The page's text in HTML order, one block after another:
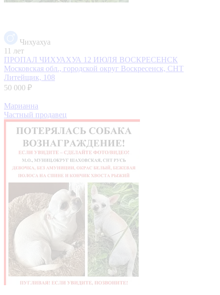
Чихуахуа
11 лет
ПРОПАЛ ЧИХУАХУА 12 ИЮЛЯ ВОСКРЕСЕНСК
Московская обл., городской округ Воскресенск, СНТ
Литейщик, 108
50 000 ₽
Марианна
Частный продавец